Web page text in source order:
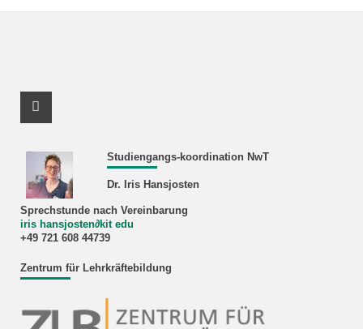
Studiengangs-koordination NwT
Dr. Iris Hansjosten
Sprechstunde nach Vereinbarung
iris hansjosten∂kit edu
+49 721 608 44739
Zentrum für Lehrkräftebildung
Instagram Profil